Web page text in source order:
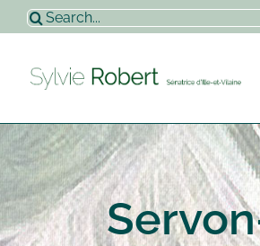
Passer
au
Rechercher: